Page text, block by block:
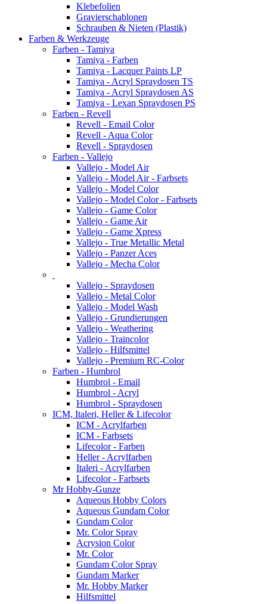
Klebefolien
Gravierschablonen
Schrauben & Nieten (Plastik)
Farben & Werkzeuge
Farben - Tamiya
Tamiya - Farben
Tamiya - Lacquer Paints LP
Tamiya - Acryl Spraydosen TS
Tamiya - Acryl Spraydosen AS
Tamiya - Lexan Spraydosen PS
Farben - Revell
Revell - Email Color
Revell - Aqua Color
Revell - Spraydosen
Farben - Vallejo
Vallejo - Model Air
Vallejo - Model Air - Farbsets
Vallejo - Model Color
Vallejo - Model Color - Farbsets
Vallejo - Game Color
Vallejo - Game Air
Vallejo - Game Xpress
Vallejo - True Metallic Metal
Vallejo - Panzer Aces
Vallejo - Mecha Color
Vallejo - Spraydosen
Vallejo - Metal Color
Vallejo - Model Wash
Vallejo - Grundierungen
Vallejo - Weathering
Vallejo - Traincolor
Vallejo - Hilfsmittel
Vallejo - Premium RC-Color
Farben - Humbrol
Humbrol - Email
Humbrol - Acryl
Humbrol - Spraydosen
ICM, Italeri, Heller & Lifecolor
ICM - Acrylfarben
ICM - Farbsets
Lifecolor - Farben
Heller - Acrylfarben
Italeri - Acrylfarben
Lifecolor - Farbsets
Mr Hobby-Gunze
Aqueous Hobby Colors
Aqueous Gundam Color
Gundam Color
Mr. Color Spray
Acrysion Color
Mr. Color
Gundam Color Spray
Gundam Marker
Mr. Hobby Marker
Hilfsmittel